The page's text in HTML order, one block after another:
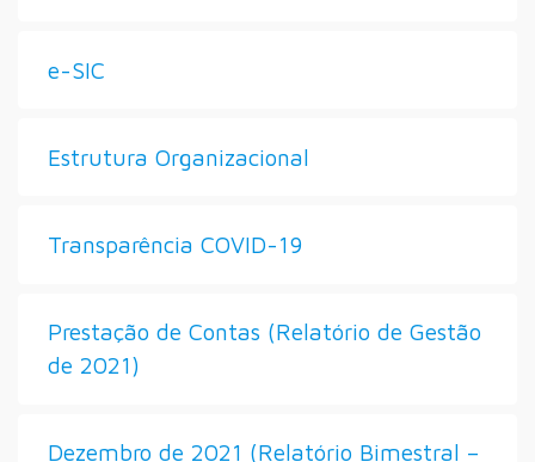
e-SIC
Estrutura Organizacional
Transparência COVID-19
Prestação de Contas (Relatório de Gestão
de 2021)
Dezembro de 2021 (Relatório Bimestral –